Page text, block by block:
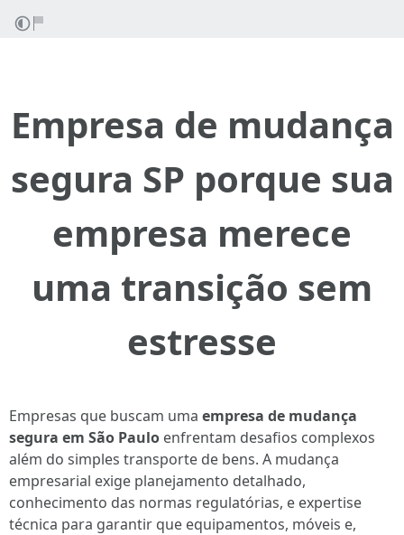
Empresa de mudança
segura SP porque sua
empresa merece
uma transição sem
estresse
Empresas que buscam uma empresa de mudança
segura em São Paulo enfrentam desafios complexos
além do simples transporte de bens. A mudança
empresarial exige planejamento detalhado,
conhecimento das normas regulatórias, e expertise
técnica para garantir que equipamentos, móveis e,